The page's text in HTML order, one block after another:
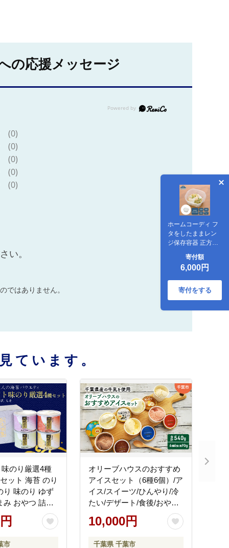
ホームコーディ フ
タをしたままレン
ジ保存容器 正方形
寄付額
6,000円
寄付をする
の応援メッセージ
(0)
(0)
(0)
(0)
(0)
い。
ではありません。
ています。
のり厳選4種
ット 海苔 のり
り 味のり ゆず
み おやつ 詰合
フト 贈答品 千
市
オリーブハウスのおすすめ
アイスセット（6種6個）/ア
イス/スイーツ/ひんやり/冷
たい/デザート/食後/おやつ/
お菓子/濃厚/
10,000円
千葉県 千葉市